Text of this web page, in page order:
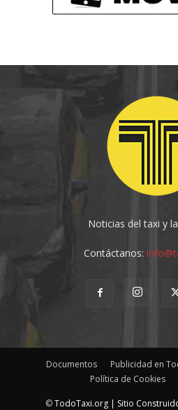
Noticias del taxi y
Contáctanos:
Documentos Publicidad en
Política de Cookies
©TodoTaxi.org | Sitio